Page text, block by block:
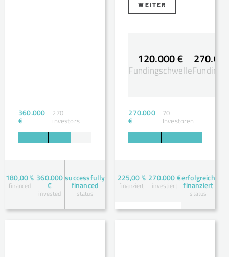
360.000
€
270
investors
180,00 %
financed
360.000
€
invested
successfully
financed
status
WEITER
120.000 €
Fundingschwelle
270.000
€
70
Investoren
225,00 %
finanziert
270.000 €
investiert
erfolgreich
finanziert
status